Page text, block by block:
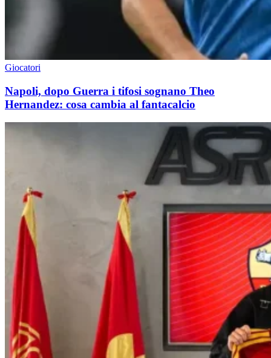
Giocatori
Napoli, dopo Guerra i tifosi sognano Theo
Hernandez: cosa cambia al fantacalcio